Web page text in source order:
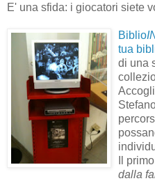
E' una sfida: i giocatori siete
Biblio
tua
di una
Il
dalla